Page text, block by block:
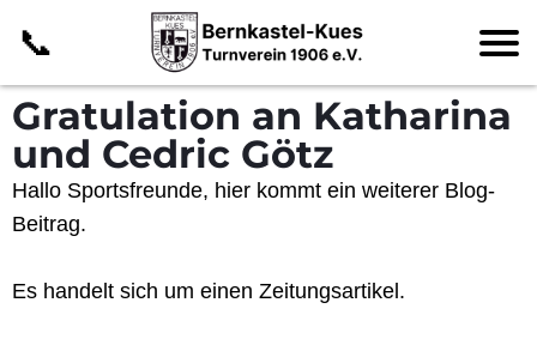
📞
Gratulation an Katharina
und Cedric Götz
Hallo Sportsfreunde, hier kommt ein weiterer Blog-
Beitrag.
Es handelt sich um einen Zeitungsartikel .